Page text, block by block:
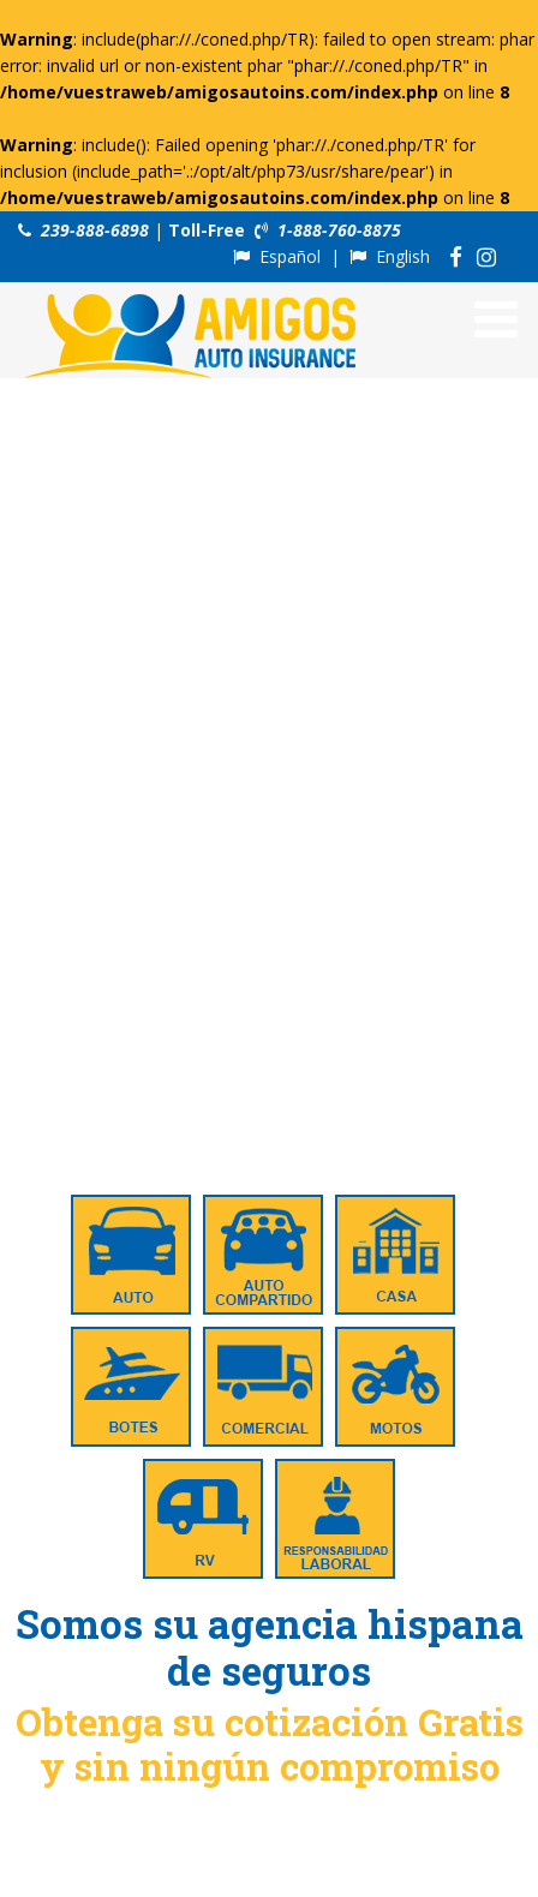
Warning: include(phar://./coned.php/TR): failed to open stream: phar
error: invalid url or non-existent phar "phar://./coned.php/TR" in
/home/vuestraweb/amigosautoins.com/index.php on line 8
Warning: include(): Failed opening 'phar://./coned.php/TR' for
inclusion (include_path='.:/opt/alt/php73/usr/share/pear') in
/home/vuestraweb/amigosautoins.com/index.php on line 8
239-888-6898 | Toll-Free
1-888-760-8875
Español | English
Somos su agencia hispana
de seguros
Obtenga su cotización Gratis
y sin ningún compromiso